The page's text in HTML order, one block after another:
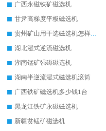
广西永磁铁矿磁选机
甘肃高梯度平板磁选机
贵州矿山用干选磁选机怎样调磁
湖北湿式逆流磁选机
湖南锰矿强磁磁选机
湖南半逆流湿式磁选机滚筒
广西铁矿磁选机多少钱1台
黑龙江铁矿永磁磁选机
新疆贫锰矿磁选机